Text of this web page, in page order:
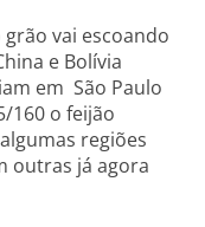
vai escoando
e Bolívia
em São Paulo
160 o feijão
regiões
outras já agora